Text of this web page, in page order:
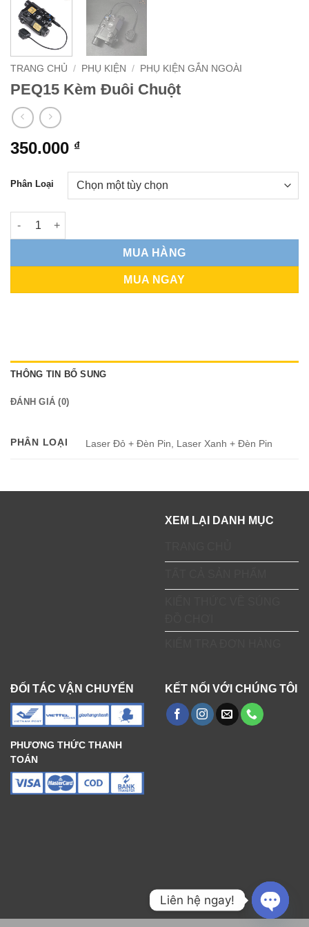
TRANG CHỦ / PHỤ KIỆN / PHỤ KIỆN GẮN NGOÀI
PEQ15 Kèm Đuôi Chuột
350.000 ₫
Phân Loại
PEQ15 Kèm Đuôi Chuột số lượng
MUA HÀNG
MUA NGAY
THÔNG TIN BỔ SUNG
ĐÁNH GIÁ (0)
PHÂN LOẠI Laser Đỏ + Đèn Pin, Laser Xanh + Đèn Pin
XEM LẠI DANH MỤC
ĐỐI TÁC VẬN CHUYỂN
PHƯƠNG THỨC THANH
TOÁN
KẾT NỐI VỚI CHÚNG TÔI
Liên hệ ngay!